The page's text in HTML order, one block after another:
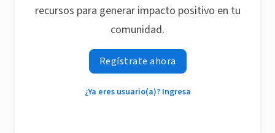
recursos para generar impacto positivo en tu
comunidad.
Regístrate ahora
¿Ya eres usuario(a)? Ingresa